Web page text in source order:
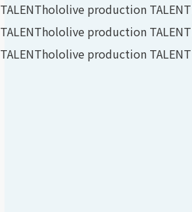
TALENThololive production TALENT
TALENThololive production TALENT
TALENThololive production TALENT